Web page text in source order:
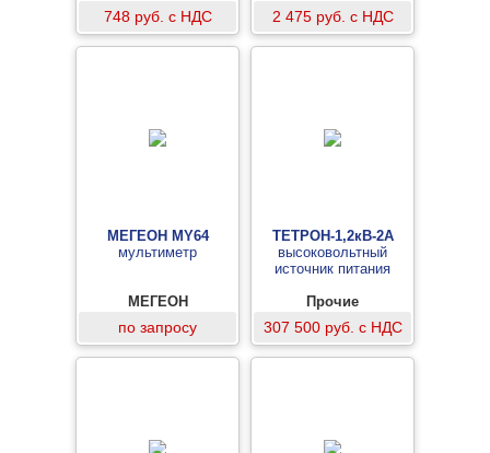
748 руб. с НДС 2 475 руб. с НДС
МЕГЕОН MY64
мультиметр
МЕГЕОН
по запросу
ТЕТРОН-1,2кВ-2А
высоковольтный
источник питания
Прочие
307 500 руб. с НДС